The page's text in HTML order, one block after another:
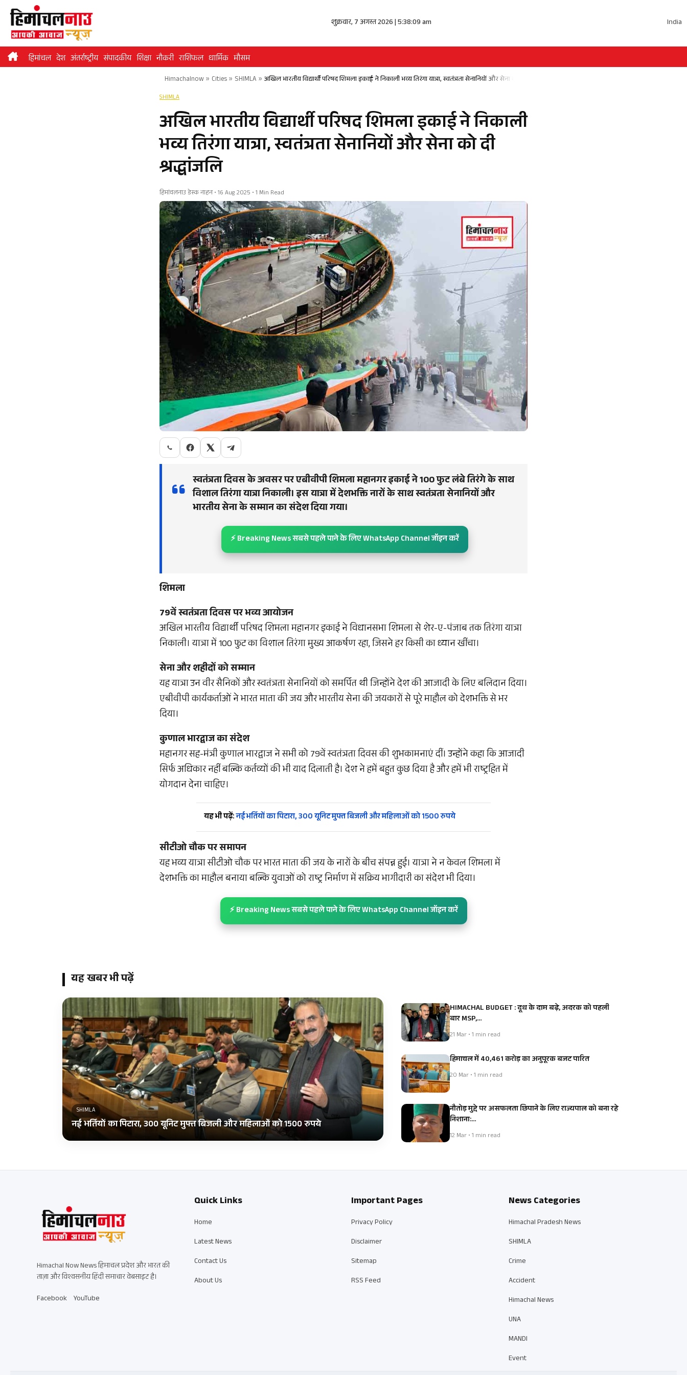
Skip
content
शुक्रवार, 7 अगस्त 2026 | 5:38:10 am India
हिमांचल देश अंतर्राष्ट्रीय संपादकीय शिक्षा नौकरी राशिफल धार्मिक मौसम
Himachalnow» Cities» SHIMLA » अखिल भारतीय विद्यार्थी परिषद शिमला इकाई ने निकाली भव्य तिरंगा यात्रा, स्वतंत्रता सेनानियों और सेना को दी श्रद्धांजलि
SHIMLA
अखिल भारतीय विद्यार्थी परिषद शिमला इकाई ने निकाली
भव्य तिरंगा यात्रा, स्वतंत्रता सेनानियों और सेना को दी
श्रद्धांजलि
हिमांचलनाउ डेस्क नाहन • 16 Aug 2025 • 1 Min Read
स्वतंत्रता दिवस के अवसर पर एबीवीपी शिमला महानगर इकाई ने 100 फुट लंबे तिरंगे के साथ
विशाल तिरंगा यात्रा निकाली। इस यात्रा में देशभक्ति नारों के साथ स्वतंत्रता सेनानियों और
भारतीय सेना के सम्मान का संदेश दिया गया।
⚡ Breaking News सबसे पहले पाने के लिए WhatsApp Channel जॉइन करें
शिमला
79वें स्वतंत्रता दिवस पर भव्य आयोजन
अखिल भारतीय विद्यार्थी परिषद शिमला महानगर इकाई ने विधानसभा शिमला से शेर-ए-पंजाब तक तिरंगा यात्रा
निकाली। यात्रा में 100 फुट का विशाल तिरंगा मुख्य आकर्षण रहा, जिसने हर किसी का ध्यान खींचा।
सेना और शहीदों को सम्मान
यह यात्रा उन वीर सैनिकों और स्वतंत्रता सेनानियों को समर्पित थी जिन्होंने देश की आजादी के लिए बलिदान दिया।
एबीवीपी कार्यकर्ताओं ने भारत माता की जय और भारतीय सेना की जयकारों से पूरे माहौल को देशभक्ति से भर
दिया।
कुणाल भारद्वाज का संदेश
महानगर सह-मंत्री कुणाल भारद्वाज ने सभी को 79वें स्वतंत्रता दिवस की शुभकामनाएं दीं। उन्होंने कहा कि आजादी
सिर्फ अधिकार नहीं बल्कि कर्तव्यों की भी याद दिलाती है। देश ने हमें बहुत कुछ दिया है और हमें भी राष्ट्रहित में
योगदान देना चाहिए।
यह भी पढ़ें:नई भर्तियों का पिटारा, 300 यूनिट मुफ्त बिजली और महिलाओं को 1500 रुपये
सीटीओ चौक पर समापन
यह भव्य यात्रा सीटीओ चौक पर भारत माता की जय के नारों के बीच संपन्न हुई। यात्रा ने न केवल शिमला में
देशभक्ति का माहौल बनाया बल्कि युवाओं को राष्ट्र निर्माण में सक्रिय भागीदारी का संदेश भी दिया।
⚡ Breaking News सबसे पहले पाने के लिए WhatsApp Channel जॉइन करें
यह खबर भी पढ़ें
SHIMLA
नई भर्तियों का पिटारा, 300 यूनिट मुफ्त बिजली और महिलाओं को 1500 रुपये
HIMACHAL BUDGET : दूध के दाम बढ़े, अदरक को पहली
बार MSP,…
21 Mar • 1 min read
हिमाचल में 40,461 करोड़ का अनुपूरक बजट पारित
20 Mar • 1 min read
नौतोड़ मुद्दे पर असफलता छिपाने के लिए राज्यपाल को बना रहे
निशाना:…
12 Mar • 1 min read
Himachal Now News हिमाचल प्रदेश और भारत की
ताज़ा और विश्वसनीय हिंदी समाचार वेबसाइट है।
Facebook YouTube
Quick Links
Home
Latest News
Contact Us
About Us
Important Pages
Privacy Policy
Disclaimer
Sitemap
RSS Feed
News Categories
Himachal Pradesh News
SHIMLA
Crime
Accident
Himachal News
UNA
MANDI
Event